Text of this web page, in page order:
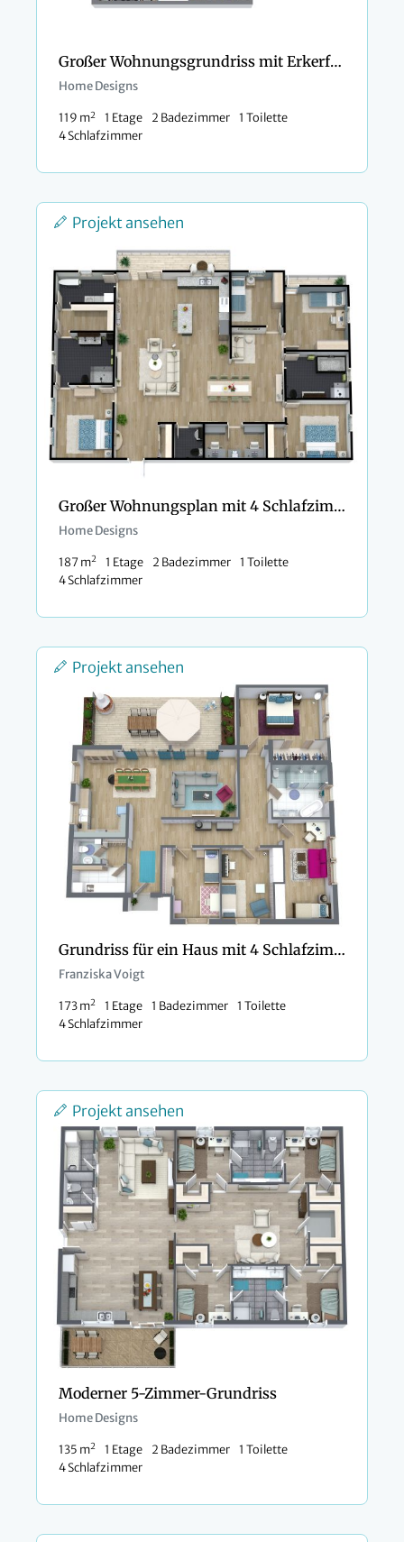
Großer Wohnungsgrundriss mit Erkerfenster
Home Designs
119 m2 1 Etage 2 Badezimmer
1 Toilette
4 Schlafzimmer
Projekt ansehen
Großer Wohnungsplan mit 4 Schlafzimmern
Home Designs
187 m2 1 Etage 2 Badezimmer
1 Toilette
4 Schlafzimmer
Projekt ansehen
Grundriss für ein Haus mit 4 Schlafzimmern und Terrasse
Franziska Voigt
173 m2 1 Etage 1 Badezimmer
1 Toilette
4 Schlafzimmer
Projekt ansehen
Moderner 5-Zimmer-Grundriss
Home Designs
135 m2 1 Etage 2 Badezimmer
1 Toilette
4 Schlafzimmer